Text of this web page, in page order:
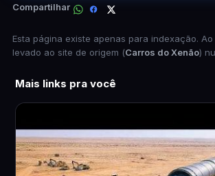
Compartilhar
Esta página existe apenas para indexação.
levado ao site de origem (Carros do Xenão)
Mais links pra você